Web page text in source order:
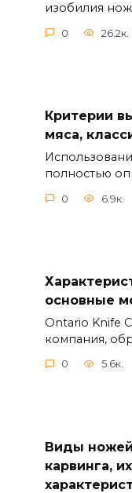
изобилия
0 26.2к.
Критерии
мяса,
полностью
0 6.9к.
основные
Ontario Knife
компания,
0 5.6к.
Виды
карвинга,